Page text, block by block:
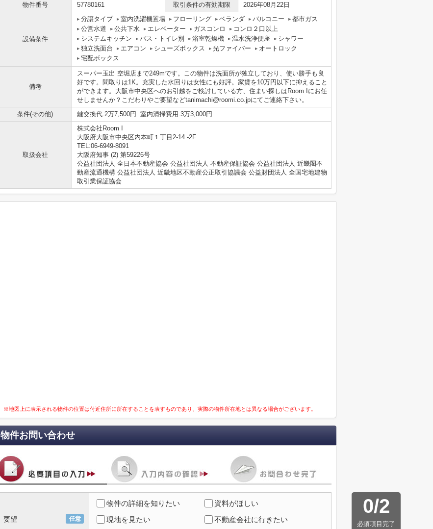
物件番号
57780161 取引条件の有効期限 2026年08月22日
設備条件
分譲タイプ 室内洗濯機置場 フローリング ベランダ バルコニー
都市ガス
公営水道
公共下水 エレベーター ガスコンロ
コンロ２口以上
システムキッチン
バス・トイレ別 浴室乾燥機 温水洗浄便座
シャワー
独立洗面台
エアコン シューズボックス 光ファイバー
オートロック
宅配ボックス
備考
スーパー玉出 空堀店まで249mです。この物件は洗面所が独立しており、使い勝手も良
好です。間取りは1K。充実した水回りは女性にも好評。家賃を10万円以下に抑えること
ができます。大阪市中央区へのお引越をご検討している方、住まい探しはRoom Iにお任
せしませんか？こだわりやご要望などtanimachi@roomi.co.jpにてご連絡下さい。
条件(その他)
鍵交換代:2万7,500円 室内清掃費用:3万3,000円
取扱会社
株式会社Room I
大阪府大阪市中央区内本町１丁目2-14 -2F
TEL:06-6949-8091
大阪府知事 (2) 第59226号
公益社団法人 全日本不動産協会 公益社団法人 不動産保証協会 公益社団法人 近畿圏不
動産流通機構 公益社団法人 近畿地区不動産公正取引協議会 公益財団法人 全国宅地建物
取引業保証協会
※地図上に表示される物件の位置は付近住所に所在することを表すものであり、実際の物件所在地とは異なる場合がございます。
物件お問い合わせ
0/2
必須項目完了
任意
要望
物件の詳細を知りたい
資料がほしい
現地を見たい
不動産会社に行きたい